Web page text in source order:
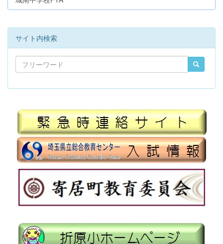
サイト内検索